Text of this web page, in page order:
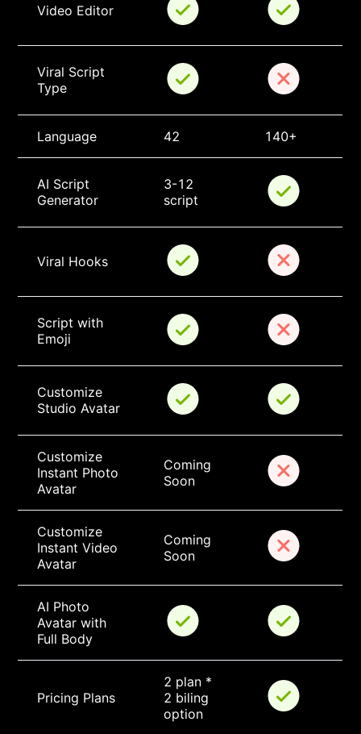
Video Editor
Viral Script
Type
Language 42 140+
AI Script
Generator
3-12
script
Viral Hooks
Script with
Emoji
Customize
Studio Avatar
Customize
Instant Photo
Avatar
Coming
Soon
Customize
Instant Video
Avatar
Coming
Soon
AI Photo
Avatar with
Full Body
Pricing Plans
2 plan *
2 biling
option